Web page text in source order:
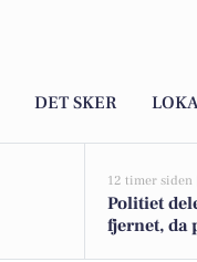
DET SKER
12 timer siden |
Politiet
fjernet, da